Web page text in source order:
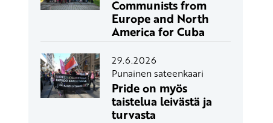
Communists from
Europe and North
America for Cuba
29.6.2026
Punainen sateenkaari
Pride on myös
taistelua leivästä ja
turvasta